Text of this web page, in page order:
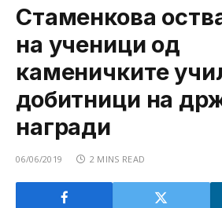
Стаменкова
на ученици од
каменичките
добитници на
награди
06/06/2019 2 MINS READ